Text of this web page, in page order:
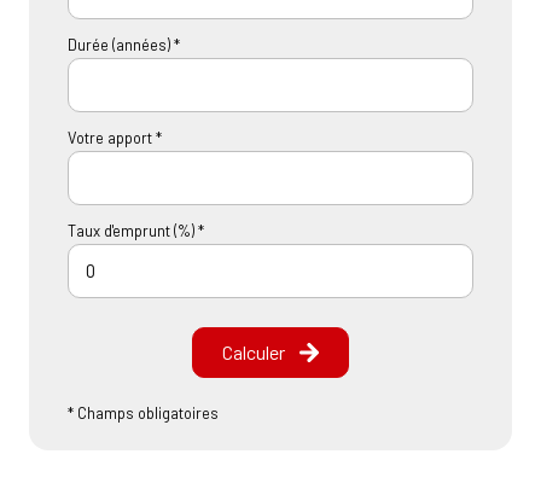
Durée (années) *
Votre apport *
Taux d'emprunt (%) *
Calculer
* Champs obligatoires